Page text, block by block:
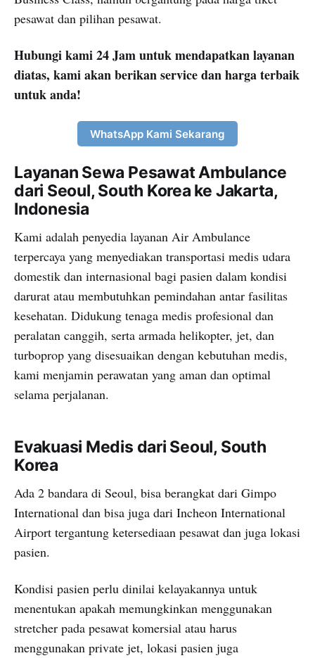
pesawat dan pilihan pesawat.
Hubungi kami 24 Jam untuk mendapatkan layanan
diatas, kami akan berikan service dan harga terbaik
untuk anda!
WhatsApp Kami Sekarang
Layanan Sewa Pesawat Ambulance
dari Seoul, South Korea ke Jakarta,
Indonesia
Kami adalah penyedia layanan Air Ambulance
terpercaya yang menyediakan transportasi medis udara
domestik dan internasional bagi pasien dalam kondisi
darurat atau membutuhkan pemindahan antar fasilitas
kesehatan. Didukung tenaga medis profesional dan
peralatan canggih, serta armada helikopter, jet, dan
turboprop yang disesuaikan dengan kebutuhan medis,
kami menjamin perawatan yang aman dan optimal
selama perjalanan.
Evakuasi Medis dari Seoul, South
Korea
Ada 2 bandara di Seoul, bisa berangkat dari Gimpo
International dan bisa juga dari Incheon International
Airport tergantung ketersediaan pesawat dan juga lokasi
pasien.
Kondisi pasien perlu dinilai kelayakannya untuk
menentukan apakah memungkinkan menggunakan
stretcher pada pesawat komersial atau harus
menggunakan private jet, lokasi pasien juga